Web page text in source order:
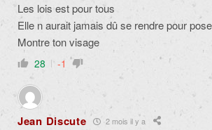
Les lois est pour tous
Elle n aurait jamais dû se rendre pour
Montre ton visage
28 -1
Jean Discute 2 mois il y a